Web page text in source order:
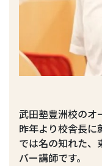
武田塾豊洲校のオ
昨年より校舎長に
では名の知れた、
バー講師です。